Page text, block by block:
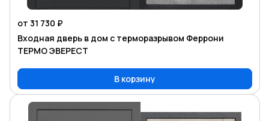
от 31 730 ₽
Входная дверь в дом с терморазрывом Феррони
ТЕРМО ЭВЕРЕСТ
В корзину